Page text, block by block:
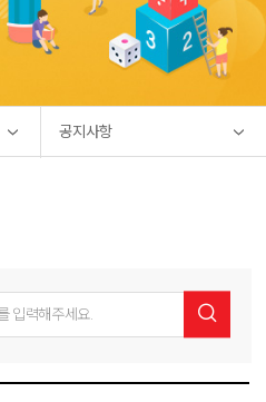
공지사항